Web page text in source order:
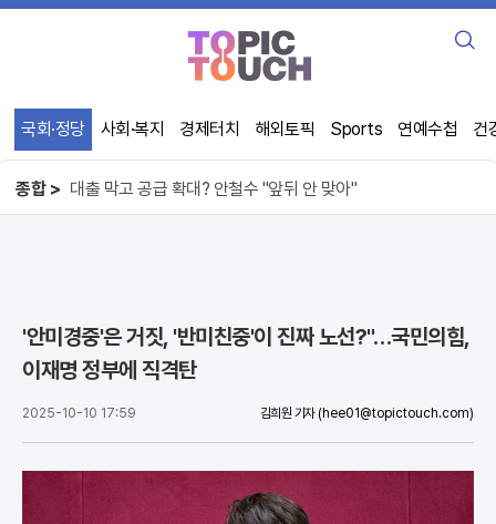
검
국회·정당 사회·복지 경제터치 해외토픽 Sports 연예수첩 건
종합 >
오뚜기 케챂 55년, 1인당 100개씩 먹었다
사기꾼이 주무른 제주 선거, 직원 강제 동원
대출 막고 공급 확대? 안철수 "앞뒤 안 맞아"
오뚜기 케챂 55년, 1인당 100개씩 먹었다
'안미경중'은 거짓, '반미친중'이 진짜 노선?"…국민의힘,
이재명 정부에 직격탄
2025-10-10 17:59 김희원 기자 (hee01@topictouch.com)